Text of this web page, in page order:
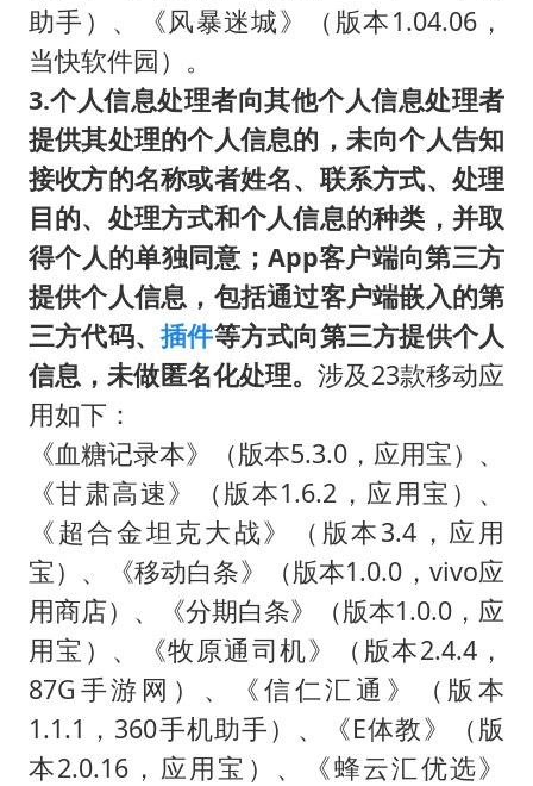
助手）、《风暴迷城》（版本1.04.06，
当快软件园）。
3.个人信息处理者向其他个人信息处理者
提供其处理的个人信息的，未向个人告知
接收方的名称或者姓名、联系方式、处理
目的、处理方式和个人信息的种类，并取
得个人的单独同意；App客户端向第三方
提供个人信息，包括通过客户端嵌入的第
三方代码、插件等方式向第三方提供个人
信息，未做匿名化处理。涉及23款移动应
用如下：
《血糖记录本》（版本5.3.0，应用宝）、
《甘肃高速》（版本1.6.2，应用宝）、
《超合金坦克大战》（版本3.4，应用
宝）、《移动白条》（版本1.0.0，vivo应
用商店）、《分期白条》（版本1.0.0，应
用宝）、《牧原通司机》（版本2.4.4，
87G手游网）、《信仁汇通》（版本
1.1.1，360手机助手）、《E体教》（版
本2.0.16，应用宝）、《蜂云汇优选》